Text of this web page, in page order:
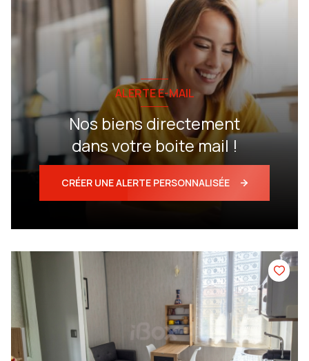
ALERTE E-MAIL
Nos biens directement
dans votre boite mail !
CRÉER UNE ALERTE PERSONNALISÉE